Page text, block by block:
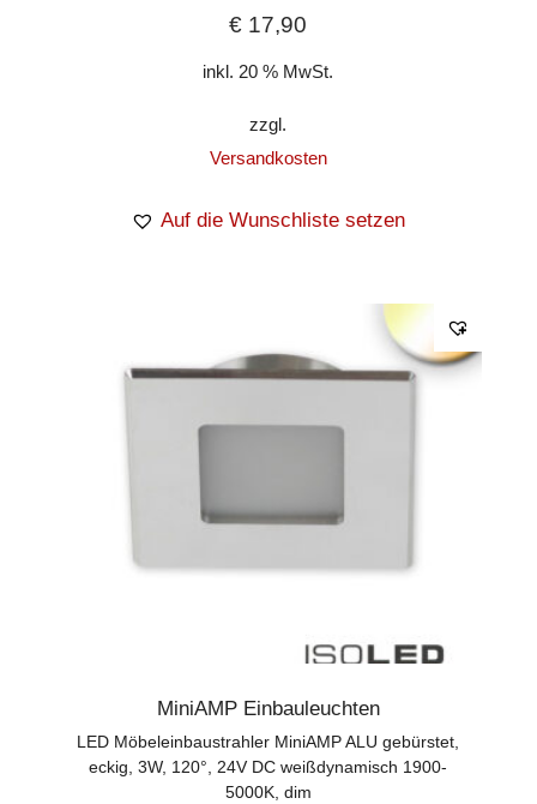
€ 17,90
inkl. 20 % MwSt.
zzgl.
Versandkosten
Auf die Wunschliste setzen
MiniAMP Einbauleuchten
LED Möbeleinbaustrahler MiniAMP ALU gebürstet,
eckig, 3W, 120°, 24V DC weißdynamisch 1900-
5000K, dim